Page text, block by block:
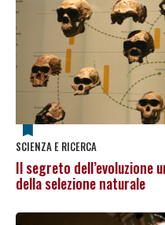
SCIENZA E RICERCA
Il segreto dell’evoluzione
della selezione naturale